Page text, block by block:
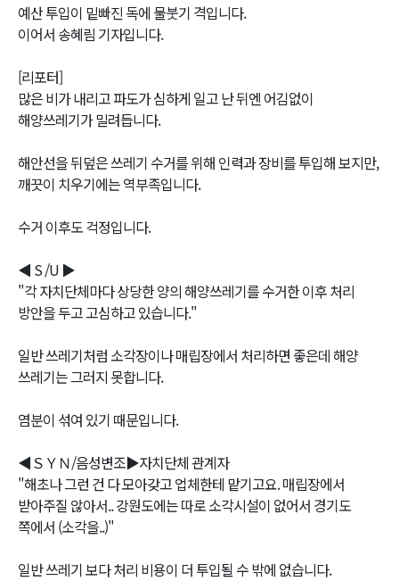
예산 투입이 밑빠진 독에 물붓기 격입니다.
이어서 송혜림 기자입니다.
[리포터]
많은 비가 내리고 파도가 심하게 일고 난 뒤엔 어김없이
해양쓰레기가 밀려듭니다.
해안선을 뒤덮은 쓰레기 수거를 위해 인력과 장비를 투입해 보지만,
깨끗이 치우기에는 역부족입니다.
수거 이후도 걱정입니다.
◀ S /U ▶
"각 자치단체마다 상당한 양의 해양쓰레기를 수거한 이후 처리
방안을 두고 고심하고 있습니다."
일반 쓰레기처럼 소각장이나 매립장에서 처리하면 좋은데 해양
쓰레기는 그러지 못합니다.
염분이 섞여 있기 때문입니다.
◀ＳＹＮ/음성변조▶자치단체 관계자
"해초나 그런 건 다 모아갖고 업체한테 맡기고요. 매립장에서
받아주질 않아서.. 강원도에는 따로 소각시설이 없어서 경기도
쪽에서 (소각을..)"
일반 쓰레기 보다 처리 비용이 더 투입될 수 밖에 없습니다.